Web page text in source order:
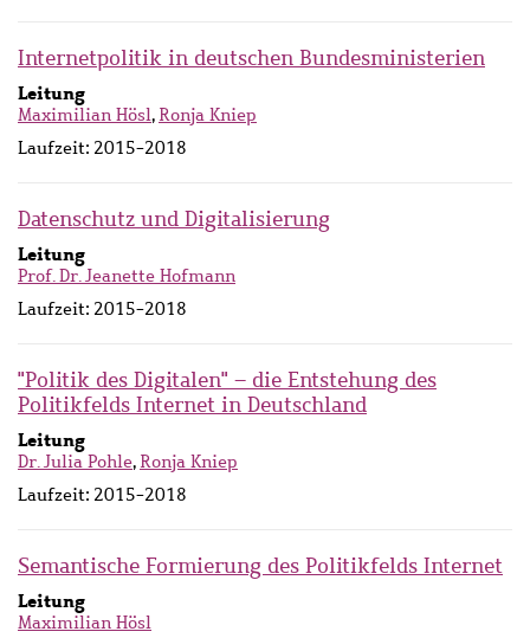
Internetpolitik in deutschen Bundesministerien
Leitung
Maximilian Hösl,Ronja Kniep
Laufzeit: 2015-2018
Datenschutz und Digitalisierung
Leitung
Prof. Dr. Jeanette Hofmann
Laufzeit: 2015-2018
"Politik des Digitalen" – die Entstehung des
Politikfelds Internet in Deutschland
Leitung
Dr. Julia Pohle,Ronja Kniep
Laufzeit: 2015-2018
Semantische Formierung des Politikfelds Internet
Leitung
Maximilian Hösl